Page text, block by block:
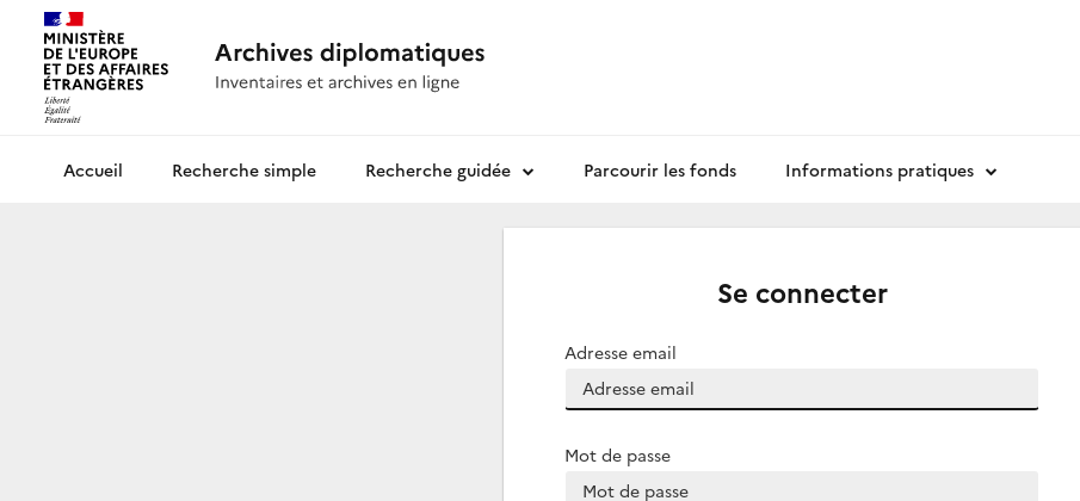
Archives diplomatiquesRecherche simple Recherche guidée Parcourir les fonds Informations pratiques
Se connecter
Adresse email
Mot de passe